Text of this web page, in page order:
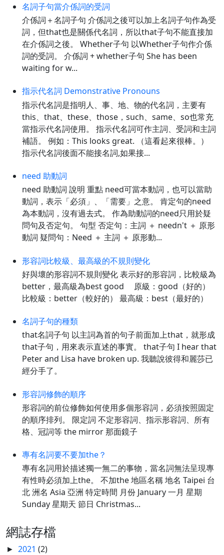
名詞子句當介係詞的受詞
介係詞＋名詞子句 介係詞之後可以加上名詞子句作為受
詞，但that也是關係代名詞，所以that子句不能直接加
在介係詞之後。 Whether子句 以Whether子句作介係
詞的受詞。 介係詞 + whether子句 She has been
waiting for w...
指示代名詞 Demonstrative Pronouns
指示代名詞是指明人、事、地、物的代名詞，主要有
this、that、these、those，such、same、so也常充
當指示代名詞使用。 指示代名詞可作主詞、受詞和主詞
補語。 例如：This looks great. （這看起來很棒。）
指示代名詞後面不能接名詞,如果接...
need 助動詞
need 助動詞 說明 重點 need可當本動詞，也可以當助
動詞，表示「必須」、「需要」之意。 肯定句的need
為本動詞，沒有過去式。 作為助動詞的need只用於疑
問句及否定句。 句型 否定句：主詞 ＋ needn't ＋ 原形
動詞 疑問句：Need ＋ 主詞 ＋ 原形動...
形容詞比較級、最高級的不規則變化
好與壞的形容詞不規則變化 表示好的形容詞，比較級為
better，最高級為best good 原級：good（好的）
比較級：better（較好的） 最高級：best（最好的）
名詞子句的種類
that名詞子句 以主詞為首的句子前面加上that，就形成
that子句，用來表示直述的事實。 that子句 I hear that
Peter and Lisa have broken up. 我聽說彼得和麗莎已
經分手了。
形容詞修飾的順序
形容詞的前位修飾如何使用多個形容詞，必須按照固定
的順序排列。 限定詞 不定形容詞、指示形容詞、所有
格、冠詞等 the mirror 那面鏡子
專有名詞要不要加the？
專有名詞用於描述獨一無二的事物，當名詞無法呈現專
有性時必須加上the。 不加the 地區名稱 地名 Taipei 台
北 洲名 Asia 亞洲 特定時間 月份 January 一月 星期
Sunday 星期天 節日 Christmas...
網誌存檔
► 2021 (2)